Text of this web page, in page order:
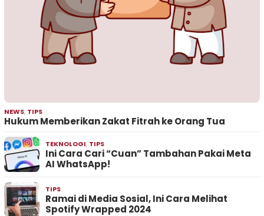
NEWS, TIPS
Hukum Memberikan Zakat Fitrah ke Orang Tua
TEKNOLOGI, TIPS
Ini Cara Cari “Cuan” Tambahan Pakai Meta
AI WhatsApp!
TIPS
Ramai di Media Sosial, Ini Cara Melihat
Spotify Wrapped 2024